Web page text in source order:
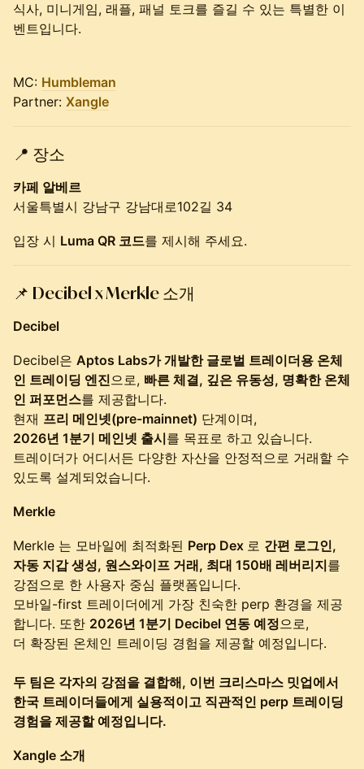
식사, 미니게임, 래플, 패널 토크를 즐길 수 있는 특별한 이
벤트입니다.
MC: Humbleman
Partner: Xangle
📍 장소
카페 알베르
서울특별시 강남구 강남대로102길 34
입장 시 Luma QR 코드를 제시해 주세요.
📌 Decibel x Merkle 소개
Decibel
Decibel은 Aptos Labs가 개발한 글로벌 트레이더용 온체
인 트레이딩 엔진으로, 빠른 체결, 깊은 유동성, 명확한 온체
인 퍼포먼스를 제공합니다.
현재 프리 메인넷(pre-mainnet) 단계이며,
2026년 1분기 메인넷 출시를 목표로 하고 있습니다.
트레이더가 어디서든 다양한 자산을 안정적으로 거래할 수
있도록 설계되었습니다.
Merkle
Merkle 는 모바일에 최적화된 Perp Dex 로 간편 로그인,
자동 지갑 생성, 원스와이프 거래, 최대 150배 레버리지를
강점으로 한 사용자 중심 플랫폼입니다.
모바일-first 트레이더에게 가장 친숙한 perp 환경을 제공
합니다. 또한 2026년 1분기 Decibel 연동 예정으로,
더 확장된 온체인 트레이딩 경험을 제공할 예정입니다.
두 팀은 각자의 강점을 결합해, 이번 크리스마스 밋업에서
한국 트레이더들에게 실용적이고 직관적인 perp 트레이딩
경험을 제공할 예정입니다.
Xangle 소개